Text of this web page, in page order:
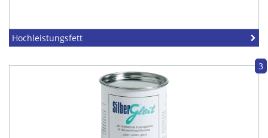
Hochleistungsfett
3